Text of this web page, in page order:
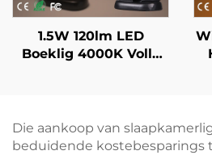
1.5W 120lm LED
Boeklig 4000K Volle
Boeklig
Die aankoop van
beduidende kostebesparings